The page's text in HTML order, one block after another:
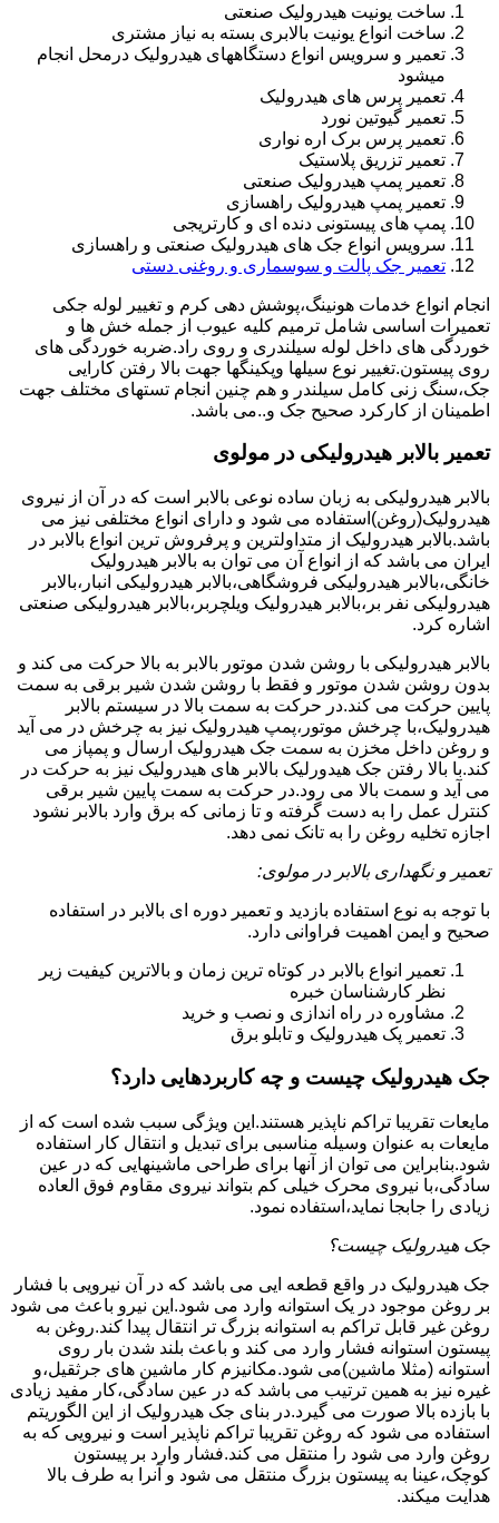
ساخت یونیت هیدرولیک صنعتی
ساخت انواع یونیت بالابری بسته به نیاز مشتری
تعمیر و سرویس انواع دستگاههای هیدرولیک درمحل انجام
میشود
تعمیر پرس های هیدرولیک
تعمیر گیوتین نورد
تعمیر پرس برک اره نواری
تعمیر تزریق پلاستیک
تعمیر پمپ هیدرولیک صنعتی
تعمیر پمپ هیدرولیک راهسازی
پمپ های پیستونی دنده ای و کارتریجی
سرویس انواع جک های هیدرولیک صنعتی و راهسازی
تعمیر جک پالت و سوسماری و روغنی دستی
انجام انواع خدمات هونینگ،پوشش دهی کرم و تغییر لوله جکی
تعمیرات اساسی شامل ترمیم کلیه عیوب از جمله خش ها و
خوردگی های داخل لوله سیلندری و روی راد.ضربه خوردگی های
روی پیستون.تغییر نوع سیلها وپکینگها جهت بالا رفتن کارایی
جک،سنگ زنی کامل سیلندر و هم چنین انجام تستهای مختلف جهت
اطمینان از کارکرد صحیح جک و..می باشد.
تعمیر بالابر هیدرولیکی در مولوی
بالابر هیدرولیکی به زبان ساده نوعی بالابر است که در آن از نیروی
هیدرولیک(روغن)استفاده می شود و دارای انواع مختلفی نیز می
باشد.بالابر هیدرولیک از متداولترین و پرفروش ترین انواع بالابر در
ایران می باشد که از انواع آن می توان به بالابر هیدرولیک
خانگی،بالابر هیدرولیکی فروشگاهی،بالابر هیدرولیکی انبار،بالابر
هیدرولیکی نفر بر،بالابر هیدرولیک ویلچربر،بالابر هیدرولیکی صنعتی
اشاره کرد.
بالابر هیدرولیکی با روشن شدن موتور بالابر به بالا حرکت می کند و
بدون روشن شدن موتور و فقط با روشن شدن شیر برقی به سمت
پایین حرکت می کند.در حرکت به سمت بالا در سیستم بالابر
هیدرولیک،با چرخش موتور،پمپ هیدرولیک نیز به چرخش در می آید
و روغن داخل مخزن به سمت جک هیدرولیک ارسال و پمپاز می
کند.با بالا رفتن جک هیدورلیک بالابر های هیدرولیک نیز به حرکت در
می آید و سمت بالا می رود.در حرکت به سمت پایین شیر برقی
کنترل عمل را به دست گرفته و تا زمانی که برق وارد بالابر نشود
اجازه تخلیه روغن را به تانک نمی دهد.
تعمیر و نگهداری بالابر در مولوی:
با توجه به نوع استفاده بازدید و تعمیر دوره ای بالابر در استفاده
صحیح و ایمن اهمیت فراوانی دارد.
تعمیر انواع بالابر در کوتاه ترین زمان و بالاترین کیفیت زیر
نظر کارشناسان خبره
مشاوره در راه اندازی و نصب و خرید
تعمیر پک هیدرولیک و تابلو برق
جک هیدرولیک چیست و چه کاربردهایی دارد؟
مایعات تقریبا تراکم ناپذیر هستند.این ویژگی سبب شده است که از
مایعات به عنوان وسیله مناسبی برای تبدیل و انتقال کار استفاده
شود.بنابراین می توان از آنها برای طراحی ماشینهایی که در عین
سادگی،با نیروی محرک خیلی کم بتواند نیروی مقاوم فوق العاده
زیادی را جابجا نماید،استفاده نمود.
جک هیدرولیک چیست؟
جک هیدرولیک در واقع قطعه ایی می باشد که در آن نیرویی با فشار
بر روغن موجود در یک استوانه وارد می شود.این نیرو باعث می شود
روغن غیر قابل تراکم به استوانه بزرگ تر انتقال پیدا کند.روغن به
پیستون استوانه فشار وارد می کند و باعث بلند شدن بار روی
استوانه (مثلا ماشین)می شود.مکانیزم کار ماشین های جرثقیل،و
غیره نیز به همین ترتیب می باشد که در عین سادگی،کار مفید زیادی
با بازده بالا صورت می گیرد.در بنای جک هیدرولیک از این الگوریتم
استفاده می شود که روغن تقریبا تراکم ناپذیر است و نیرویی که به
روغن وارد می شود را منتقل می کند.فشار وارد بر پیستون
کوچک،عینا به پیستون بزرگ منتقل می شود و آنرا به طرف بالا
هدایت میکند.